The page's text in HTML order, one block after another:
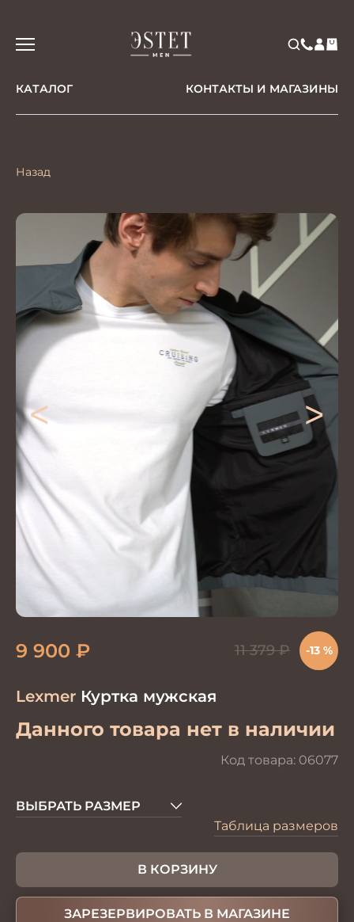
КАТАЛОГ КОНТАКТЫ И МАГАЗИНЫ
Назад
< >
Lexmer Куртка мужская
Данного товара нет в наличии
Код товара: 06077
9 900 ₽ 11 379₽ -13 %
ВЫБРАТЬ РАЗМЕР
Таблица размеров
В КОРЗИНУ
ЗАРЕЗЕРВИРОВАТЬ В МАГАЗИНЕ